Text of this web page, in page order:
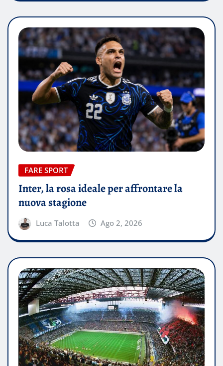
FARE SPORT
Inter, la rosa ideale per affrontare la
nuova stagione
Luca Talotta Ago 2, 2026